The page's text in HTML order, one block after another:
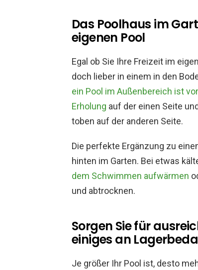
Das Poolhaus im
eigenen Pool
Egal ob Sie Ihre Freizeit im
doch lieber in einem in den
ein Pool im Außenbereich ist
Erholung auf der einen Seite
toben auf der anderen Seite.
Die perfekte Ergänzung zu
hinten im Garten. Bei etwas
dem Schwimmen aufwärmen
und abtrocknen.
Sorgen Sie für
einiges an
Je größer Ihr Pool ist, desto